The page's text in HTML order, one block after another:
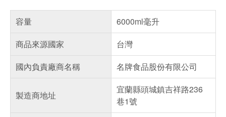
容量
6000ml毫升
商品來源國家
台灣
國內負責廠商名稱
名牌食品股份有限公司
製造商地址
宜蘭縣頭城鎮吉祥路236
巷1號